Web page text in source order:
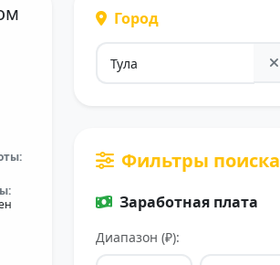
Город
Фильтры поиска
Заработная плата
Диапазон (₽):